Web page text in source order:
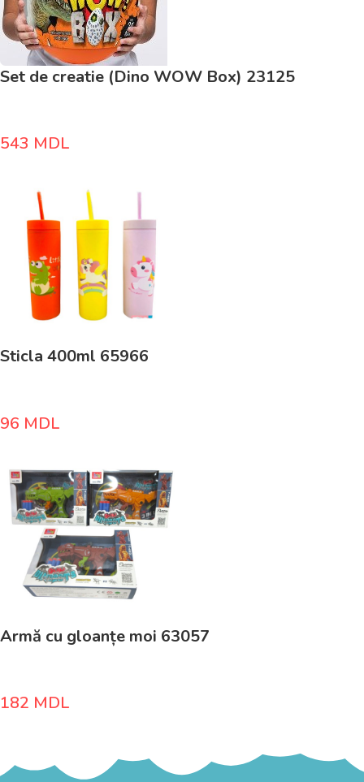
Set de creatie (Dino WOW Box) 23125
543 MDL
Sticla 400ml 65966
96 MDL
Armă cu gloanțe moi 63057
182 MDL